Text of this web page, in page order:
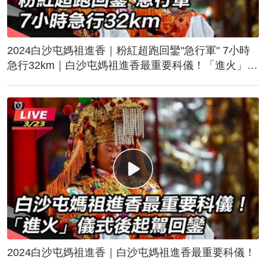
2024白沙屯媽祖進香｜粉紅超跑回鑾"急行軍" 7小時
急行32km｜白沙屯媽祖進香最重要科儀！「進火」儀
2024白沙屯媽祖進香｜白沙屯媽祖進香最重要科儀！